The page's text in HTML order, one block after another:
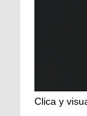
Clica y